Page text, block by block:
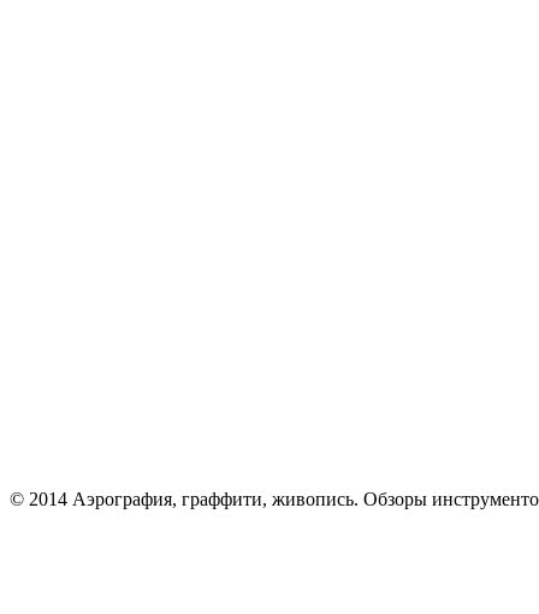
© 2014 Аэрография, граффити, живопись. Обзоры